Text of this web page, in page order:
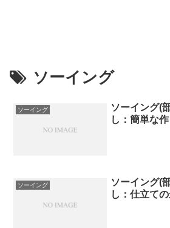
ソーイング
ソーイング
ソーイング(
し：簡単な
ソーイング
ソーイング(
し：仕立て